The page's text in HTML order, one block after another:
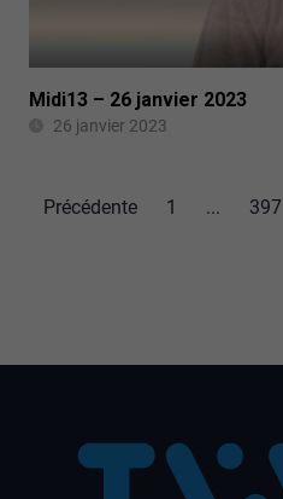
Midi13 – 26 janvier 2023
26 janvier 2023
Précédente 1 ... 397